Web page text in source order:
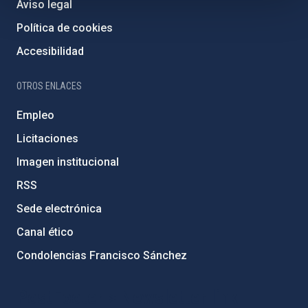
Aviso legal
Política de cookies
Accesibilidad
OTROS ENLACES
Empleo
Licitaciones
Imagen institucional
RSS
Sede electrónica
Canal ético
Condolencias Francisco Sánchez